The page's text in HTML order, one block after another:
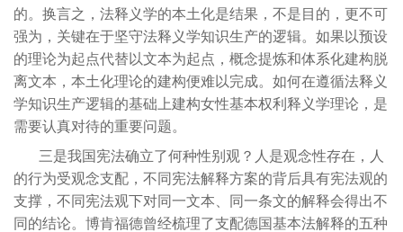
的。换言之，法释义学的本土化是结果，不是目的，更不可
强为，关键在于坚守法释义学知识生产的逻辑。如果以预设
的理论为起点代替以文本为起点，概念提炼和体系化建构脱
离文本，本土化理论的建构便难以完成。如何在遵循法释义
学知识生产逻辑的基础上建构女性基本权利释义学理论，是
需要认真对待的重要问题。
三是我国宪法确立了何种性别观？人是观念性存在，人
的行为受观念支配，不同宪法解释方案的背后具有宪法观的
支撑，不同宪法观下对同一文本、同一条文的解释会得出不
同的结论。博肯福德曾经梳理了支配德国基本法解释的五种